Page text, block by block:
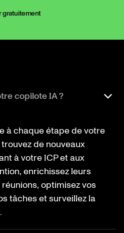
gratuitement
copilote IA ?
à chaque étape de votre
de nouveaux
à votre ICP et aux
enrichissez leurs
optimisez vos
tâches et surveillez la